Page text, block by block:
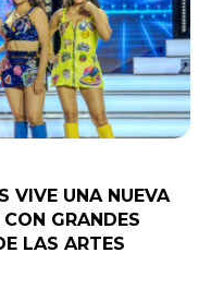
VIVE UNA NUEVA
GRANDES
LAS ARTES